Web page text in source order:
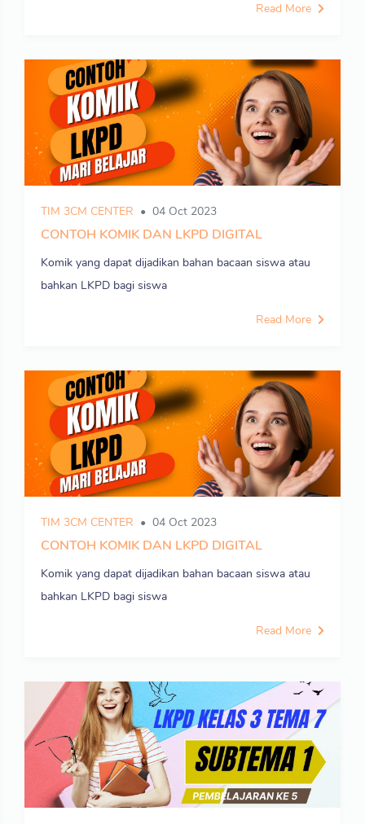
Read More
TIM 3CM CENTER 04 Oct 2023
CONTOH KOMIK DAN LKPD DIGITAL
Komik yang dapat dijadikan bahan bacaan siswa atau
bahkan LKPD bagi siswa
Read More
TIM 3CM CENTER 04 Oct 2023
CONTOH KOMIK DAN LKPD DIGITAL
Komik yang dapat dijadikan bahan bacaan siswa atau
bahkan LKPD bagi siswa
Read More